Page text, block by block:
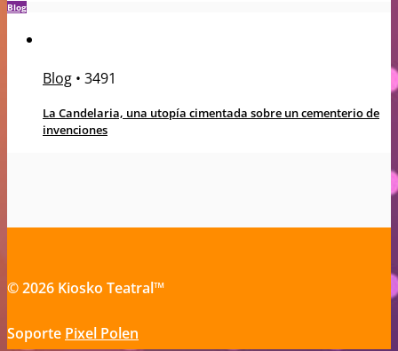
Blog
Blog • 3491
La Candelaria, una utopía cimentada sobre un cementerio de
invenciones
© 2026 Kiosko Teatral™
Soporte Pixel Polen